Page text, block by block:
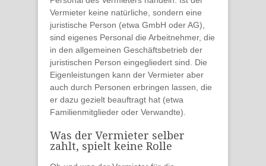
Vermieter keine natürliche, sondern eine
juristische Person (etwa GmbH oder AG),
sind eigenes Personal die Arbeitnehmer, die
in den allgemeinen Geschäftsbetrieb der
juristischen Person eingegliedert sind. Die
Eigenleistungen kann der Vermieter aber
auch durch Personen erbringen lassen, die
er dazu gezielt beauftragt hat (etwa
Familienmitglieder oder Verwandte).
Was der Vermieter selber
zahlt, spielt keine Rolle